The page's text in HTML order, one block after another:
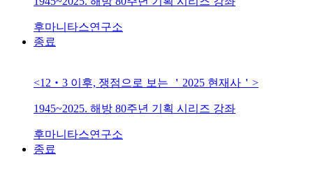
후마니타스연구소
종료
<12‧3 이후, 쟁점으로 보는 ＇2025 현재사＇>
1945~2025. 해방 80주년 기획 시리즈 강좌
후마니타스연구소
종료